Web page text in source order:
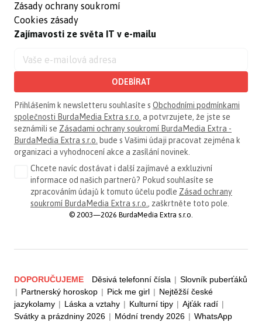
Zásady ochrany soukromí
Cookies zásady
Zajímavosti ze světa IT v e-mailu
ODEBÍRAT
Přihlášením k newsletteru souhlasíte s Obchodními podmínkami
společnosti BurdaMedia Extra s.r.o. a potvrzujete, že jste se
seznámili se Zásadami ochrany soukromí BurdaMedia Extra -
BurdaMedia Extra s.r.o. bude s Vašimi údaji pracovat zejména k
organizaci a vyhodnocení akce a zasílání novinek.
Chcete navíc dostávat i další zajímavé a exkluzivní
informace od našich partnerů? Pokud souhlasíte se
zpracováním údajů k tomuto účelu podle Zásad ochrany
soukromí BurdaMedia Extra s.r.o., zaškrtněte toto pole.
© 2003—2026 BurdaMedia Extra s.r.o.
DOPORUČUJEME Děsivá telefonní čísla | Slovník puberťáků
| Partnerský horoskop | Pick me girl | Nejtěžší české
jazykolamy | Láska a vztahy | Kulturní tipy | Ajťák radí |
Svátky a prázdniny 2026 | Módní trendy 2026 | WhatsApp